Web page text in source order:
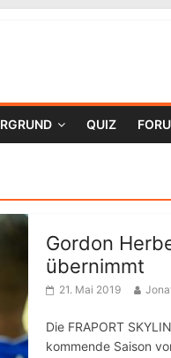
QUIZ
Gordon
übernimmt
21. Mai 2019
Die FRAPORT
kommende Saison